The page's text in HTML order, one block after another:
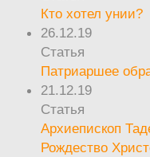
Кто хотел унии?
26.12.19
Статья
Патриаршее
21.12.19
Статья
Архиепископ
Рождество